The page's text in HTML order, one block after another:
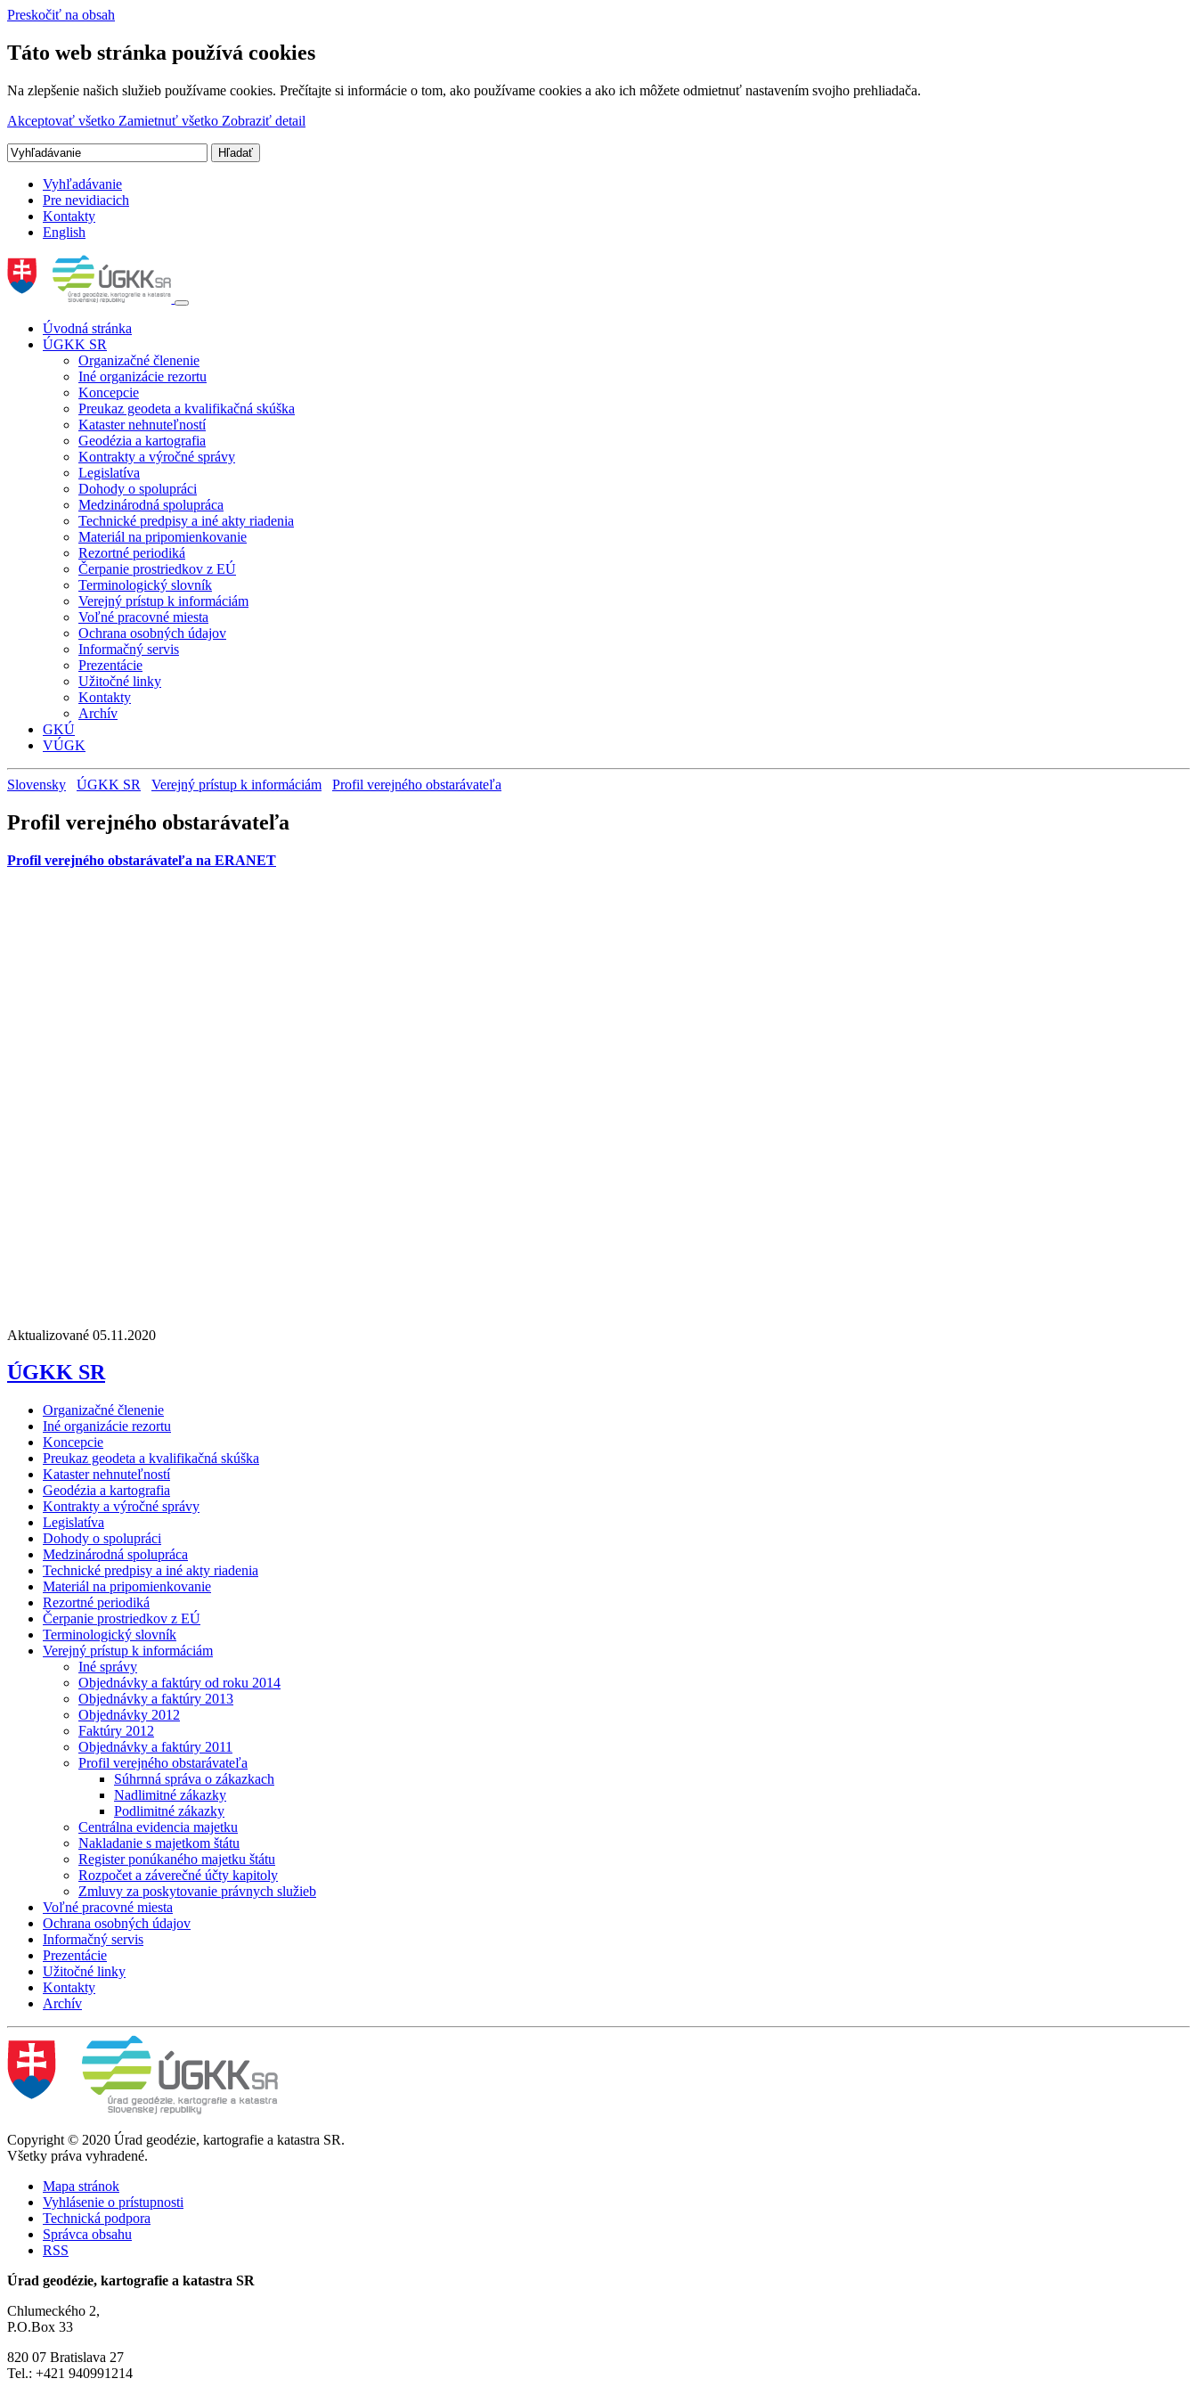
Preskočiť na obsah
Táto web stránka používá cookies
Na zlepšenie našich služieb používame cookies. Prečítajte si informácie o tom, ako používame cookies a ako ich môžete odmietnuť nastavením svojho prehliadača.
Akceptovať všetko Zamietnuť všetko Zobraziť detail
Vyhľadávanie
Pre nevidiacich
Kontakty
English
Úvodná stránka
ÚGKK SR
Organizačné členenie
Iné organizácie rezortu
Koncepcie
Preukaz geodeta a kvalifikačná skúška
Kataster nehnuteľností
Geodézia a kartografia
Kontrakty a výročné správy
Legislatíva
Dohody o spolupráci
Medzinárodná spolupráca
Technické predpisy a iné akty riadenia
Materiál na pripomienkovanie
Rezortné periodiká
Čerpanie prostriedkov z EÚ
Terminologický slovník
Verejný prístup k informáciám
Voľné pracovné miesta
Ochrana osobných údajov
Informačný servis
Prezentácie
Užitočné linky
Kontakty
Archív
GKÚ
VÚGK
Slovensky ÚGKK SR Verejný prístup k informáciám Profil verejného obstarávateľa
Profil verejného obstarávateľa
Profil verejného obstarávateľa na ERANET
Aktualizované 05.11.2020
ÚGKK SR
Organizačné členenie
Iné organizácie rezortu
Koncepcie
Preukaz geodeta a kvalifikačná skúška
Kataster nehnuteľností
Geodézia a kartografia
Kontrakty a výročné správy
Legislatíva
Dohody o spolupráci
Medzinárodná spolupráca
Technické predpisy a iné akty riadenia
Materiál na pripomienkovanie
Rezortné periodiká
Čerpanie prostriedkov z EÚ
Terminologický slovník
Verejný prístup k informáciám
Iné správy
Objednávky a faktúry od roku 2014
Objednávky a faktúry 2013
Objednávky 2012
Faktúry 2012
Objednávky a faktúry 2011
Profil verejného obstarávateľa
Súhrnná správa o zákazkach
Nadlimitné zákazky
Podlimitné zákazky
Centrálna evidencia majetku
Nakladanie s majetkom štátu
Register ponúkaného majetku štátu
Rozpočet a záverečné účty kapitoly
Zmluvy za poskytovanie právnych služieb
Voľné pracovné miesta
Ochrana osobných údajov
Informačný servis
Prezentácie
Užitočné linky
Kontakty
Archív
Copyright © 2020 Úrad geodézie, kartografie a katastra SR.
Všetky práva vyhradené.
Mapa stránok
Vyhlásenie o prístupnosti
Technická podpora
Správca obsahu
RSS
Úrad geodézie, kartografie a katastra SR
Chlumeckého 2,
P.O.Box 33
820 07 Bratislava 27
Tel.: +421 940991214